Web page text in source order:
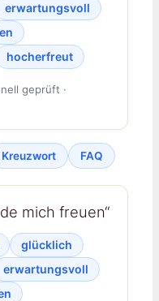
erwartungsvoll
hocherfreut
geprüft ·
Kreuzwort FAQ
mich freuen“
glücklich
erwartungsvoll